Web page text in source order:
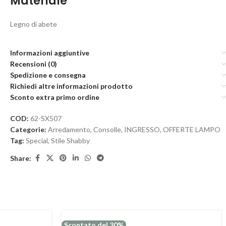
Legno di abete
Informazioni aggiuntive
Recensioni (0)
Spedizione e consegna
Richiedi altre informazioni prodotto
Sconto extra primo ordine
COD: 62-SX507
Categorie: Arredamento, Consolle, INGRESSO, OFFERTE LAMPO
Tag: Special, Stile Shabby
Share: